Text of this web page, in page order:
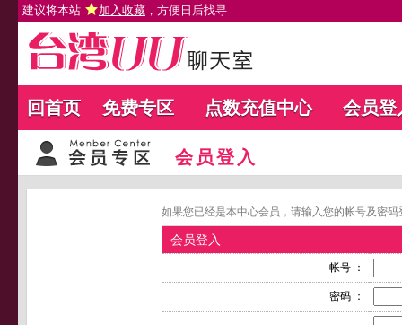
建议将本站 加入收藏 ，方便日后找寻
回首页 免费专区 点数充值中心 会员登
会员登入
如果您已经是本中心会员，请输入您的帐号及密
会员登入
帐号 ：
密码 ：